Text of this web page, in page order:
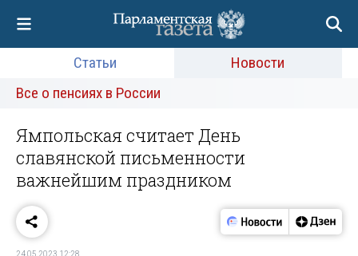
Статьи
Новости
Все о пенсиях в России
Ямпольская считает День
славянской письменности
важнейшим праздником
24.05.2023 12:28